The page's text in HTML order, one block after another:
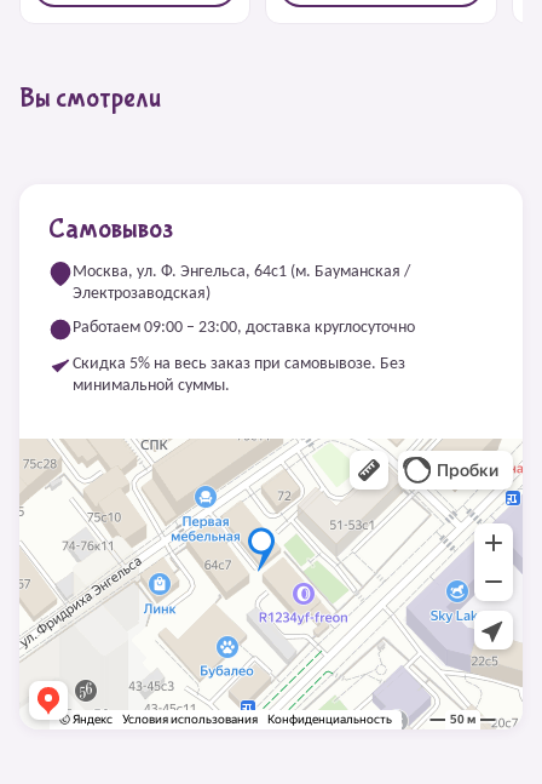
Вы смотрели
Самовывоз
Москва, ул. Ф. Энгельса, 64с1 (м. Бауманская /
Электрозаводская)
Работаем 09:00 – 23:00, доставка круглосуточно
Скидка 5% на весь заказ при самовывозе. Без
минимальной суммы.